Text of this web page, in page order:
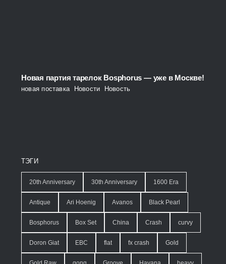
Новая партия тарелок Bosphorus — уже в Москве!
новая поставка Новости Новость
ТЭГИ
20th Anniversary 30th Anniversary 1600 Era
Antique Ari Hoenig Avanos Black Pearl
Bosphorus Box Set China Crash curvy
Doron Giat EBC flat fx crash Gold